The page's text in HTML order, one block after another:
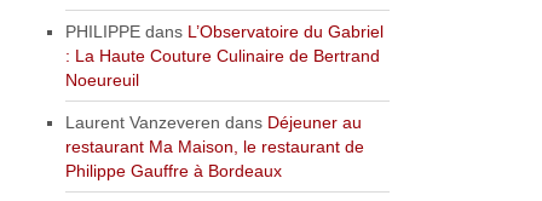
PHILIPPE dans L’Observatoire du Gabriel
: La Haute Couture Culinaire de Bertrand
Noeureuil
Laurent Vanzeveren dans Déjeuner au
restaurant Ma Maison, le restaurant de
Philippe Gauffre à Bordeaux